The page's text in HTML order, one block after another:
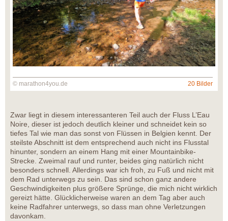
© marathon4you.de 20 Bilder
Zwar liegt in diesem interessanteren Teil auch der Fluss L’Eau
Noire, dieser ist jedoch deutlich kleiner und schneidet kein so
tiefes Tal wie man das sonst von Flüssen in Belgien kennt. Der
steilste Abschnitt ist dem entsprechend auch nicht ins Flusstal
hinunter, sondern an einem Hang mit einer Mountainbike-
Strecke. Zweimal rauf und runter, beides ging natürlich nicht
besonders schnell. Allerdings war ich froh, zu Fuß und nicht mit
dem Rad unterwegs zu sein. Das sind schon ganz andere
Geschwindigkeiten plus größere Sprünge, die mich nicht wirklich
gereizt hätte. Glücklicherweise waren an dem Tag aber auch
keine Radfahrer unterwegs, so dass man ohne Verletzungen
davonkam.